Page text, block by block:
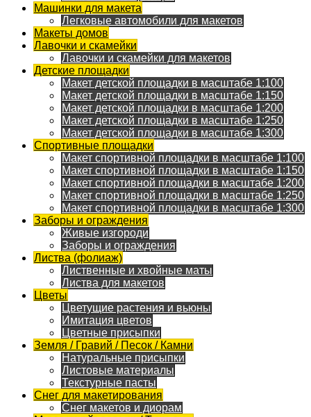
Машинки для макета
Легковые автомобили для макетов
Макеты домов
Лавочки и скамейки
Лавочки и скамейки для макетов
Детские площадки
Макет детской площадки в масштабе 1:100
Макет детской площадки в масштабе 1:150
Макет детской площадки в масштабе 1:200
Макет детской площадки в масштабе 1:250
Макет детской площадки в масштабе 1:300
Спортивные площадки
Макет спортивной площадки в масштабе 1:100
Макет спортивной площадки в масштабе 1:150
Макет спортивной площадки в масштабе 1:200
Макет спортивной площадки в масштабе 1:250
Макет спортивной площадки в масштабе 1:300
Заборы и ограждения
Живые изгороди
Заборы и ограждения
Листва (фолиаж)
Лиственные и хвойные маты
Листва для макетов
Цветы
Цветущие растения и вьюны
Имитация цветов
Цветные присыпки
Земля / Гравий / Песок / Камни
Натуральные присыпки
Листовые материалы
Текстурные пасты
Снег для макетирования
Снег макетов и диорам